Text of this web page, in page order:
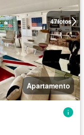
47fotos
Apartamento